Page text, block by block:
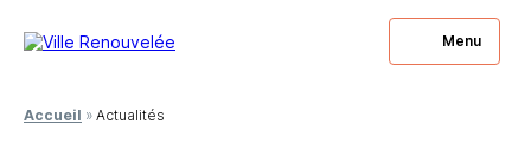
Menu
Accueil » Actualités